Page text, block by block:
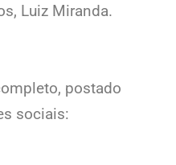
Luiz Miranda.
postado
sociais: